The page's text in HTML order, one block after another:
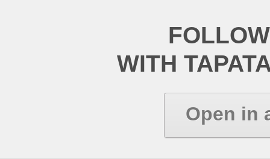
WITH
Open in